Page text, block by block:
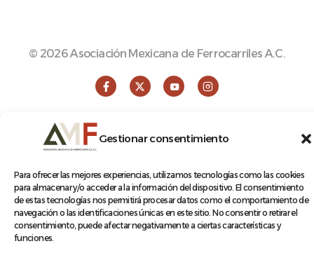
Gestionar consentimiento
Para ofrecer las mejores experiencias, utilizamos tecnologías como las cookies
para almacenar y/o acceder a la información del dispositivo. El consentimiento
de estas tecnologías nos permitirá procesar datos como el comportamiento de
navegación o las identificaciones únicas en este sitio. No consentir o retirar el
consentimiento, puede afectar negativamente a ciertas características y
funciones.
© 2026 Asociación Mexicana de Ferrocarriles A.C.
Terminos y condiciones